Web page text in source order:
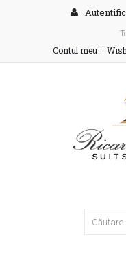
Contul meu